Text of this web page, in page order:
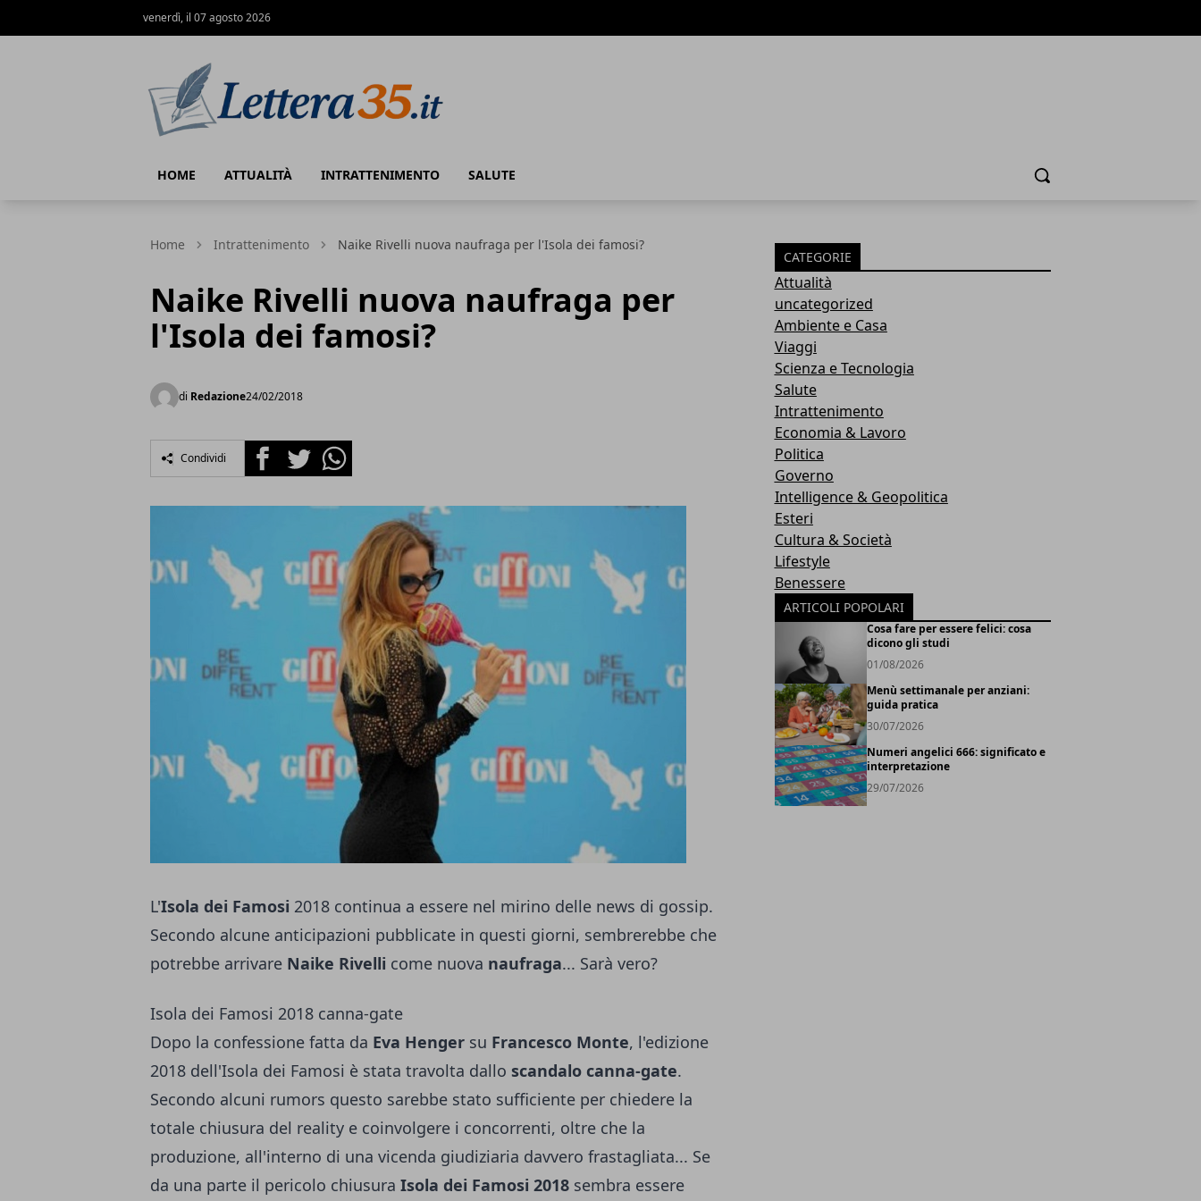
venerdì, il 07 agosto 2026
HOME ATTUALITÀ INTRATTENIMENTO SALUTE Cerca
Home Intrattenimento Naike Rivelli nuova naufraga per l'Isola dei famosi?
Naike Rivelli nuova naufraga per
l'Isola dei famosi?
di Redazione24/02/2018
Condividi FacebookTwitterWhatsapp
L'Isola dei Famosi 2018 continua a essere nel mirino delle news di gossip.
Secondo alcune anticipazioni pubblicate in questi giorni, sembrerebbe che
potrebbe arrivare Naike Rivelli come nuova naufraga... Sarà vero?
Isola dei Famosi 2018 canna-gate
Dopo la confessione fatta da Eva Henger su Francesco Monte, l'edizione
2018 dell'Isola dei Famosi è stata travolta dallo scandalo canna-gate.
Secondo alcuni rumors questo sarebbe stato sufficiente per chiedere la
totale chiusura del reality e coinvolgere i concorrenti, oltre che la
produzione, all'interno di una vicenda giudiziaria davvero frastagliata... Se
da una parte il pericolo chiusura Isola dei Famosi 2018 sembra essere
CATEGORIE
Attualità
uncategorized
Ambiente e Casa
Viaggi
Scienza e Tecnologia
Salute
Intrattenimento
Economia & Lavoro
Politica
Governo
Intelligence & Geopolitica
Esteri
Cultura & Società
Lifestyle
Benessere
ARTICOLI POPOLARI
Cosa fare per essere felici: cosa
dicono gli studi
01/08/2026
Menù settimanale per anziani:
guida pratica
30/07/2026
Numeri angelici 666: significato e
interpretazione
29/07/2026